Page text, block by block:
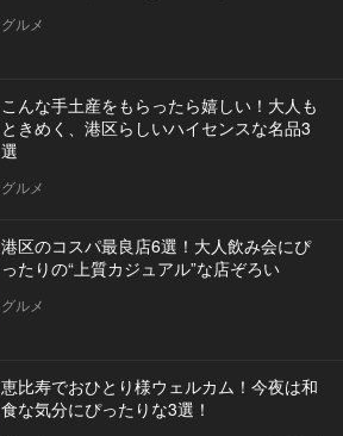
グルメ
こんな手土産をもらったら嬉しい！大人も
ときめく、港区らしいハイセンスな名品3
選
グルメ
港区のコスパ最良店6選！大人飲み会にぴ
ったりの“上質カジュアル”な店ぞろい
グルメ
恵比寿でおひとり様ウェルカム！今夜は和
食な気分にぴったりな3選！